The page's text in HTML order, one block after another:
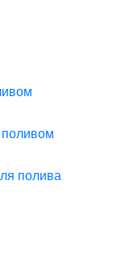
поливом
полива